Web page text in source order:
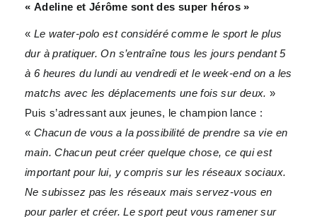
« Adeline et Jérôme sont des super héros »
« Le water-polo est considéré comme le sport le plus
dur à pratiquer. On s’entraîne tous les jours pendant 5
à 6 heures du lundi au vendredi et le week-end on a les
matchs avec les déplacements une fois sur deux. »
Puis s’adressant aux jeunes, le champion lance :
« Chacun de vous a la possibilité de prendre sa vie en
main. Chacun peut créer quelque chose, ce qui est
important pour lui, y compris sur les réseaux sociaux.
Ne subissez pas les réseaux mais servez-vous en
pour parler et créer. Le sport peut vous ramener sur